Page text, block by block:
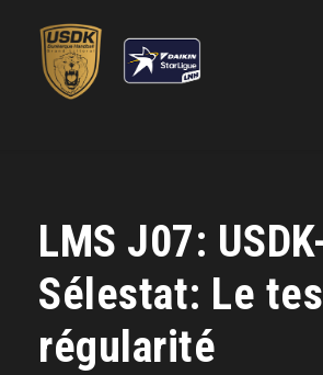
LMS J07:
Sélestat: Le
régularité